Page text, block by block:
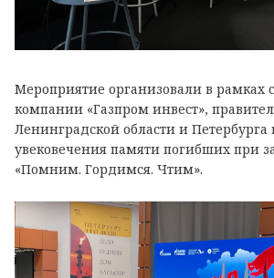
Мероприятие организовали в рамках
компании «Газпром инвест»,
Ленинградской области и
увековечения памяти погибших при
«Помним. Гордимся. Чтим».